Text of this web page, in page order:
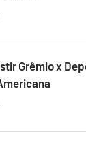
Grêmio x